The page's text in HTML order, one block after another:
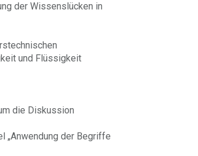
der Wissenslücken in
und Flüssigkeit
die Diskussion
„Anwendung der Begriffe